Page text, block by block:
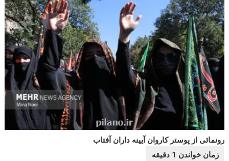
رونمائی از پوستر کاروان آیینه داران آفتاب